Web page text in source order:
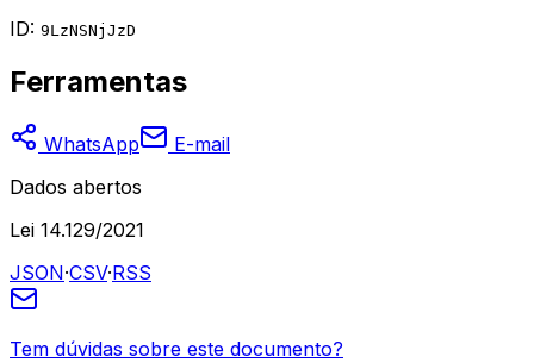
ID: 9LzNSNjJzD
Ferramentas
WhatsApp
E-mail
Dados abertos
Lei 14.129/2021
JSON·CSV·RSS
Tem dúvidas sobre este documento?